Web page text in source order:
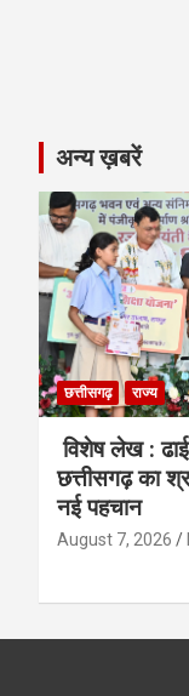
अन्य ख़बरें
छत्तीसगढ़ राज्य
विशेष लेख :
छत्तीसगढ़ का
नई पहचान
August 7, 2026